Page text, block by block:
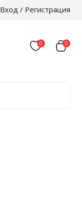
Вход / Регистрация
0 0